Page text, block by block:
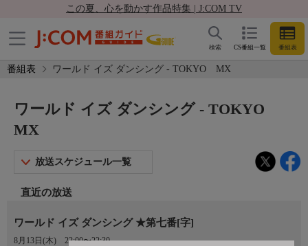
この夏、心を動かす作品特集 | J:COM TV
CS番組一覧 番組表
検索
番組表 ワールド イズ ダンシング - TOKYO MX
ワールド イズ ダンシング - TOKYO
MX
放送スケジュール一覧
直近の放送
ワールド イズ ダンシング ★第七番[字]
8月13日(木) 22:00〜22:30